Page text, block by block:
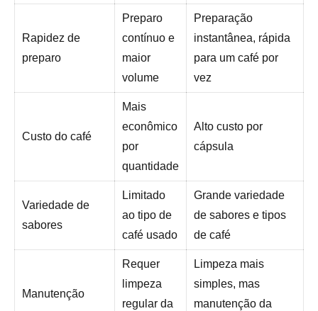
Rapidez de
preparo
Preparo
contínuo e
maior
volume
Preparação
instantânea, rápida
para um café por
vez
Custo do café
Mais
econômico
por
quantidade
Alto custo por
cápsula
Variedade de
sabores
Limitado
ao tipo de
café usado
Grande variedade
de sabores e tipos
de café
Manutenção
Requer
limpeza
regular da
Limpeza mais
simples, mas
manutenção da